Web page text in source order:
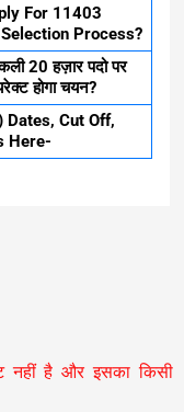
For 11403
Process?
20 हज़ार पदो पर
होगा चयन?
Dates, Cut Off,
Here-
नहीं है और इसका किसी